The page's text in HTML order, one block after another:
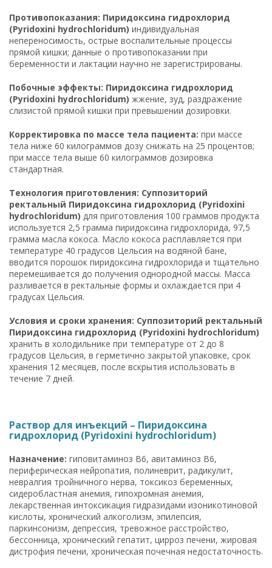
Противопоказания: Пиридоксина гидрохлорид
(Pyridoxini hydrochloridum) индивидуальная
непереносимость, острые воспалительные процессы
прямой кишки; данные о противопоказании при
беременности и лактации научно не зарегистрированы.
Побочные эффекты: Пиридоксина гидрохлорид
(Pyridoxini hydrochloridum) жжение, зуд, раздражение
слизистой прямой кишки при превышении дозировки.
Корректировка по массе тела пациента: при массе
тела ниже 60 килограммов дозу снижать на 25 процентов;
при массе тела выше 60 килограммов дозировка
стандартная.
Технология приготовления: Суппозиторий
ректальный Пиридоксина гидрохлорид (Pyridoxini
hydrochloridum) для приготовления 100 граммов продукта
используется 2,5 грамма пиридоксина гидрохлорида, 97,5
грамма масла кокоса. Масло кокоса расплавляется при
температуре 40 градусов Цельсия на водяной бане,
вводится порошок пиридоксина гидрохлорида и тщательно
перемешивается до получения однородной массы. Масса
разливается в ректальные формы и охлаждается при 4
градусах Цельсия.
Условия и сроки хранения: Суппозиторий ректальный
Пиридоксина гидрохлорид (Pyridoxini hydrochloridum)
хранить в холодильнике при температуре от 2 до 8
градусов Цельсия, в герметично закрытой упаковке, срок
хранения 12 месяцев, после вскрытия использовать в
течение 7 дней.
Раствор для инъекций – Пиридоксина
гидрохлорид (Pyridoxini hydrochloridum)
Назначение: гиповитаминоз B6, авитаминоз B6,
периферическая нейропатия, полиневрит, радикулит,
невралгия тройничного нерва, токсикоз беременных,
сидеробластная анемия, гипохромная анемия,
лекарственная интоксикация гидразидами изоникотиновой
кислоты, хронический алкоголизм, эпилепсия,
паркинсонизм, депрессия, тревожное расстройство,
бессонница, хронический гепатит, цирроз печени, жировая
дистрофия печени, хроническая почечная недостаточность.